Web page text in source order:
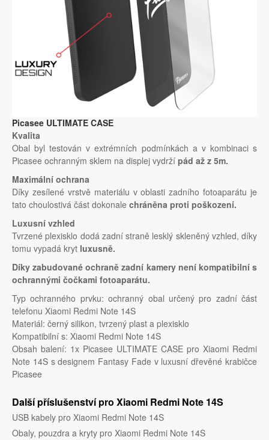
Picasee ULTIMATE CASE
Kvalita
Obal byl testován v extrémních podmínkách a v kombinaci s
Picasee ochranným sklem na displej vydrží pád až z 5m.
Maximální ochrana
Díky zesílené vrstvě materiálu v oblasti zadního fotoaparátu je
tato choulostivá část dokonale chráněna proti poškození.
Luxusní vzhled
Tvrzené plexisklo dodá zadní straně lesklý skleněný vzhled, díky
tomu vypadá kryt luxusně.
Díky zabudované ochraně zadní kamery není kompatibilní s
ochrannými čočkami fotoaparátu.
Typ ochranného prvku: ochranný obal určený pro zadní část
telefonu Xiaomi Redmi Note 14S
Materiál: černý silikon, tvrzený plast a plexisklo
Kompatibilní s: Xiaomi Redmi Note 14S
Obsah balení: 1x Picasee ULTIMATE CASE pro Xiaomi Redmi
Note 14S s designem Fantasy Fade v luxusní dřevěné krabičce
Picasee
Další příslušenství pro Xiaomi Redmi Note 14S
USB kabely pro Xiaomi Redmi Note 14S
Obaly, pouzdra a kryty pro Xiaomi Redmi Note 14S